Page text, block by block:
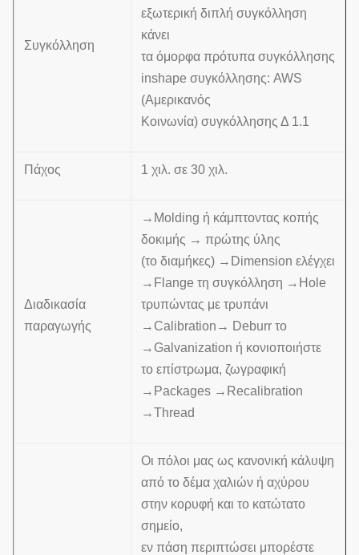
Συγκόλληση
εξωτερική διπλή συγκόλληση
κάνει
τα όμορφα πρότυπα συγκόλλησης
inshape συγκόλλησης: AWS
(Αμερικανός
Κοινωνία) συγκόλλησης Δ 1.1
Πάχος 1 χιλ. σε 30 χιλ.
Διαδικασία
παραγωγής
→Molding ή κάμπτοντας κοπής
δοκιμής → πρώτης ύλης
(το διαμήκες) →Dimension ελέγχει
→Flange τη συγκόλληση →Hole
τρυπώντας με τρυπάνι
→Calibration→ Deburr το
→Galvanization ή κονιοποιήστε
το επίστρωμα, ζωγραφική
→Packages →Recalibration
→Thread
Οι πόλοι μας ως κανονική κάλυψη
από το δέμα χαλιών ή αχύρου
στην κορυφή και το κατώτατο
σημείο,
εν πάση περιπτώσει μπορέστε